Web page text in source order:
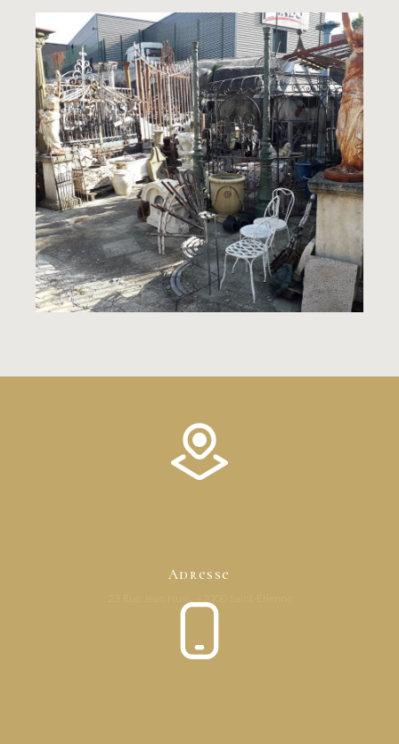
Adresse
23 Rue Jean Huss, 42000 Saint-Étienne